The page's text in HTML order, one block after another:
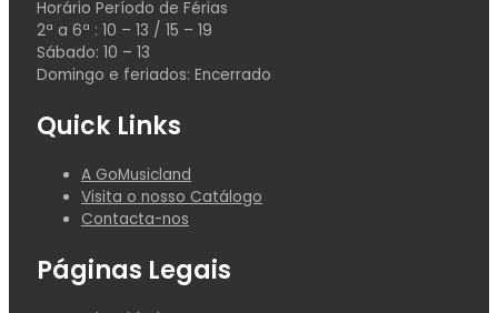
Horário Período de Férias
2ª a 6ª : 10 – 13 / 15 – 19
Sábado: 10 – 13
Domingo e feriados: Encerrado
Quick Links
A GoMusicland
Visita o nosso Catálogo
Contacta-nos
Páginas Legais